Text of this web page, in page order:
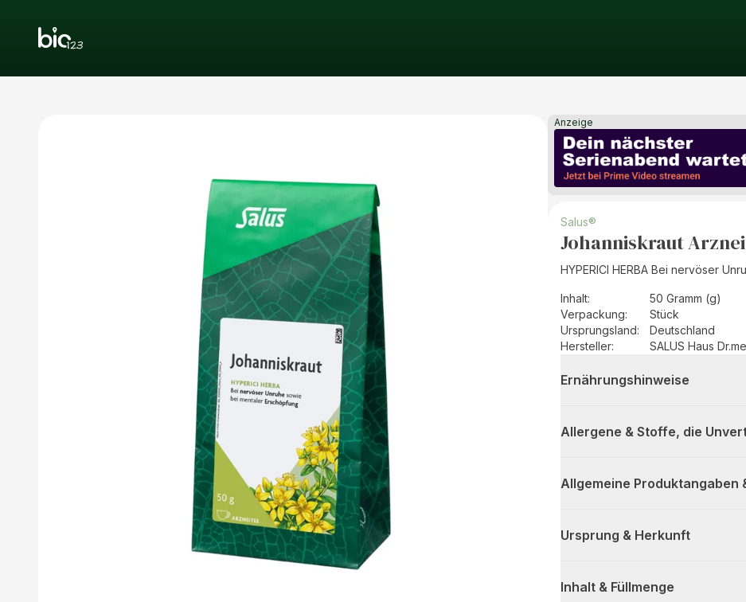
Anzeige
Salus®
Johanniskraut
HYPERICI HERBA Bei nervöser
Inhalt:
50 Gramm (g)
Verpackung:
Stück
Ursprungsland:
Deutschland
Hersteller: SALUS Haus
Ernährungshinweise
Allergene & Stoffe, die
Allgemeine Produktangaben
Ursprung & Herkunft
Inhalt & Füllmenge